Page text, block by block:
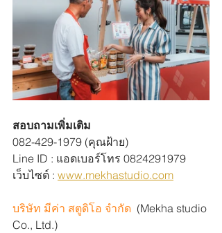
สอบถามเพิ่มเติม
082-429-1979 (คุณฝ้าย)
Line ID : แอดเบอร์โทร 0824291979
เว็บไซต์ : www.mekhastudio.com
บริษัท มีค่า สตูดิโอ จำกัด (Mekha studio
Co., Ltd.)